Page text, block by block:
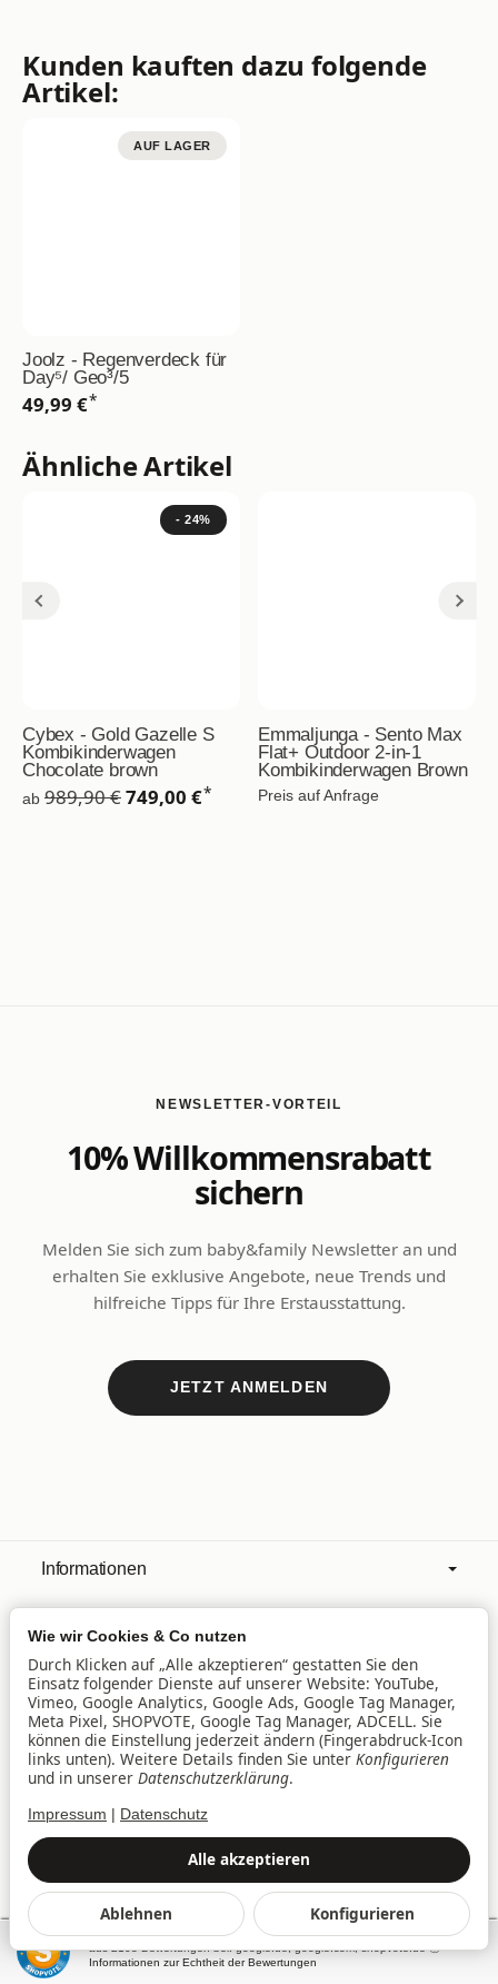
Kunden kauften dazu folgende
Artikel:
AUF LAGER
Joolz - Regenverdeck für
Day⁵/ Geo³/5
49,99 €*
Ähnliche Artikel
- 24%
Cybex - Gold Gazelle S
Kombikinderwagen
Chocolate brown
ab 989,90 €749,00 €*
Emmaljunga - Sento Max
Flat+ Outdoor 2-in-1
Kombikinderwagen Brown
Preis auf Anfrage
NEWSLETTER-VORTEIL
10% Willkommensrabatt
sichern
Melden Sie sich zum baby&family Newsletter an und
erhalten Sie exklusive Angebote, neue Trends und
hilfreiche Tipps für Ihre Erstausstattung.
JETZT ANMELDEN
Informationen
Mehr über
Filialen
Lieferservice
Vertrag widerrufen
Alle Preise inkl. gesetzlicher USt., zzgl.Versand
© baby&family Welt der Spielwaren UG & Co. KG, Am
Westpark 3, 85057 Ingolstadt
JTL-Shop
Alle akzeptieren
Ablehnen Konfigurieren
Wie wir Cookies & Co nutzen
Durch Klicken auf „Alle akzeptieren“ gestatten Sie den
Einsatz folgender Dienste auf unserer Website: YouTube,
Vimeo, Google Analytics, Google Ads, Google Tag Manager,
Meta Pixel, SHOPVOTE, Google Tag Manager, ADCELL. Sie
können die Einstellung jederzeit ändern (Fingerabdruck-Icon
links unten). Weitere Details finden Sie unter Konfigurieren
und in unserer Datenschutzerklärung.
Impressum Datenschutz
SEHR GUT (4.94 / 5)
aus2108Bewertungen bei: google.de, google.com, shopvote.de ⓘ
Informationen zur Echtheit der Bewertungen